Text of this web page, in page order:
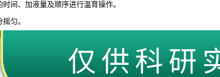
间、加液量及顺序进行温育操作。
匀。